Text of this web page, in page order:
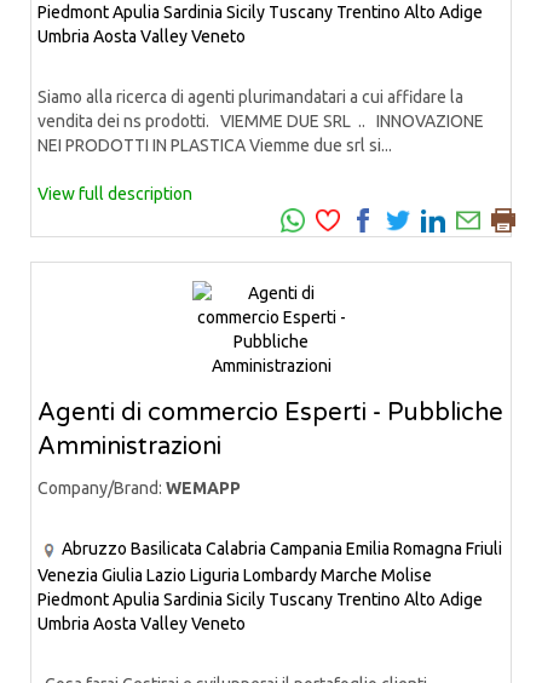
PiedmontApulia Sardinia Sicily Tuscany Trentino Alto Adige
Umbria Aosta ValleyVeneto
Siamo alla ricerca di agenti plurimandatari a cui affidare la
vendita dei ns prodotti. VIEMME DUE SRL .. INNOVAZIONE
NEI PRODOTTI IN PLASTICA Viemme due srl si...
View full description
Agenti di commercio Esperti - Pubbliche
Amministrazioni
Company/Brand: WEMAPP
Abruzzo Basilicata Calabria Campania Emilia Romagna Friuli
Venezia Giulia Lazio Liguria LombardyMarche Molise
PiedmontApulia Sardinia Sicily Tuscany Trentino Alto Adige
Umbria Aosta ValleyVeneto